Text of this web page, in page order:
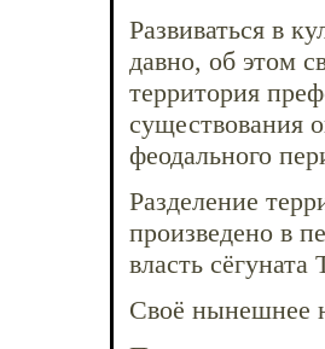
Развиваться в
давно, об этом
территория
существования
феодального
Разделение
произведено в
власть сёгуната
Своё нынешнее